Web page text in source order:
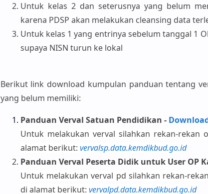
Untuk kelas 2 dan seterusnya yang belum
karena PDSP akan melakukan cleansing data
Untuk kelas 1 yang entrinya sebelum tanggal 1
supaya NISN turun ke lokal
Berikut link download kumpulan panduan tentang
yang belum memiliki:
Panduan Verval Satuan Pendidikan -
Untuk melakukan verval silahkan rekan-
alamat berikut: vervalsp.data.kemdikbud.go.id
Panduan Verval Peserta Didik untuk User OP
Untuk melakukan verval pd silahkan rekan-
di alamat berikut: vervalpd.data.kemdikbud.go.id